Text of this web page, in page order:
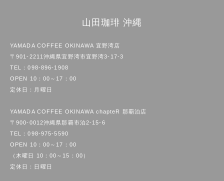
山田珈琲 沖縄
YAMADA COFFEE OKINAWA 宜野湾店
〒901-2211沖縄県宜野湾市宜野湾3-17-3
TEL：098-896-1908
OPEN 10：00～17：00
定休日：月曜日
YAMADA COFFEE OKINAWA chapteR 那覇泊店
〒900-0012沖縄県那覇市泊2-15-6
TEL：098-975-5590
OPEN 10：00～17：00
（木曜日 10：00～15：00）
定休日：日曜日